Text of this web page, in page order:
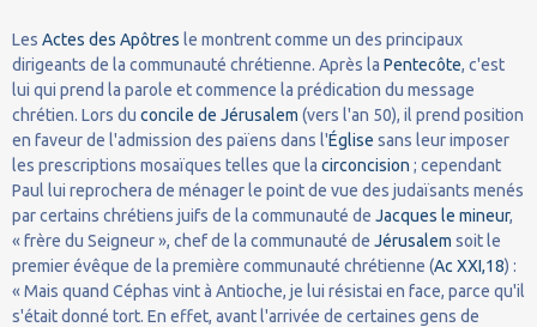
Les Actes des Apôtres le montrent comme un des principaux
dirigeants de la communauté chrétienne. Après la Pentecôte, c'est
lui qui prend la parole et commence la prédication du message
chrétien. Lors du concile de Jérusalem (vers l'an 50), il prend position
en faveur de l'admission des païens dans l'Église sans leur imposer
les prescriptions mosaïques telles que la circoncision ; cependant
Paul lui reprochera de ménager le point de vue des judaïsants menés
par certains chrétiens juifs de la communauté de Jacques le mineur,
« frère du Seigneur », chef de la communauté de Jérusalem soit le
premier évêque de la première communauté chrétienne (Ac XXI,18) :
« Mais quand Céphas vint à Antioche, je lui résistai en face, parce qu'il
s'était donné tort. En effet, avant l'arrivée de certaines gens de